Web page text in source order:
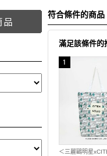
符合條件的商品
滿足該條件的